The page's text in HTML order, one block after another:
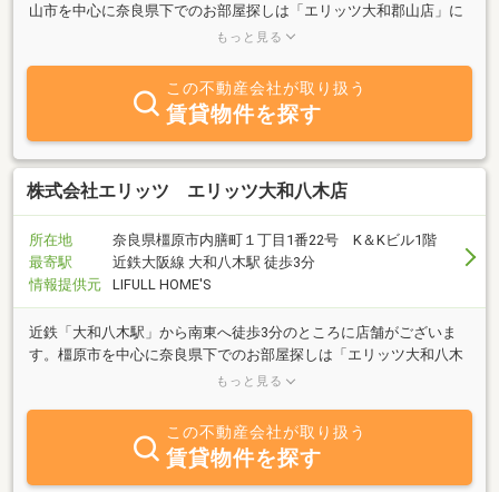
山市を中心に奈良県下でのお部屋探しは「エリッツ大和郡山店」に
お任せください。オンライン相談、オンライン内見も対応可能で
もっと見る
この不動産会社が取り扱う
賃貸物件を探す
株式会社エリッツ エリッツ大和八木店
所在地
奈良県橿原市内膳町１丁目1番22号 K＆Kビル1階
最寄駅
近鉄大阪線 大和八木駅 徒歩3分
情報提供元
LIFULL HOME'S
近鉄「大和八木駅」から南東へ徒歩3分のところに店舗がございま
す。橿原市を中心に奈良県下でのお部屋探しは「エリッツ大和八木
店」にお任せください。オンライン相談、オンライン内見も対応可
もっと見る
この不動産会社が取り扱う
賃貸物件を探す